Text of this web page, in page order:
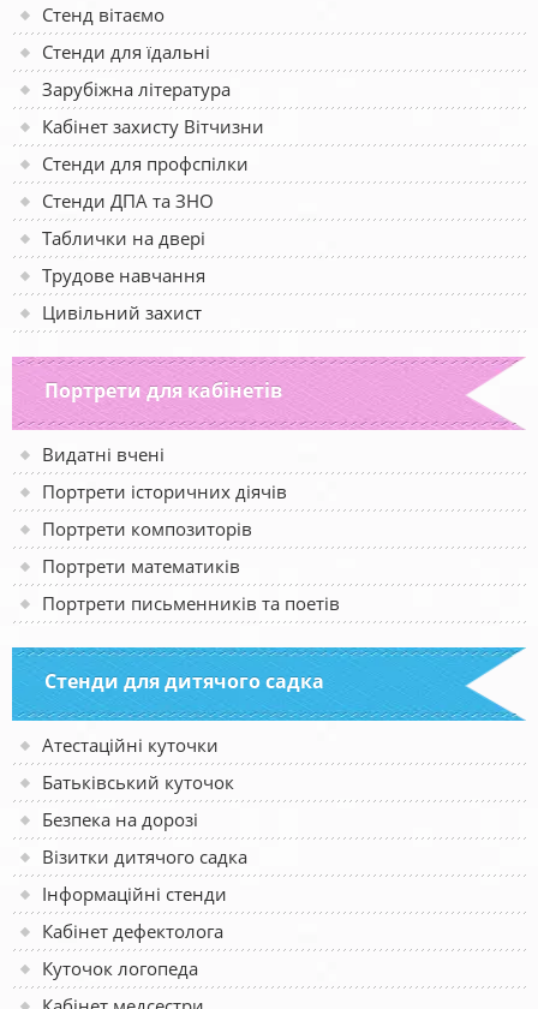
Стенд вітаємо
Стенди для їдальні
Зарубіжна література
Кабінет захисту Вітчизни
Стенди для профспілки
Стенди ДПА та ЗНО
Таблички на двері
Трудове навчання
Цивільний захист
Портрети для кабінетів
Видатні вчені
Портрети історичних діячів
Портрети композиторів
Портрети математиків
Портрети письменників та поетів
Стенди для дитячого садка
Атестаційні куточки
Батьківський куточок
Безпека на дорозі
Візитки дитячого садка
Інформаційні стенди
Кабінет дефектолога
Куточок логопеда